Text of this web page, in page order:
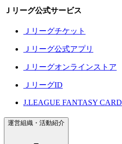
Ｊリーグ公式サービス
Ｊリーグチケット
Ｊリーグ公式アプリ
Ｊリーグオンラインストア
ＪリーグID
J.LEAGUE FANTASY CARD
運営組織・活動紹介